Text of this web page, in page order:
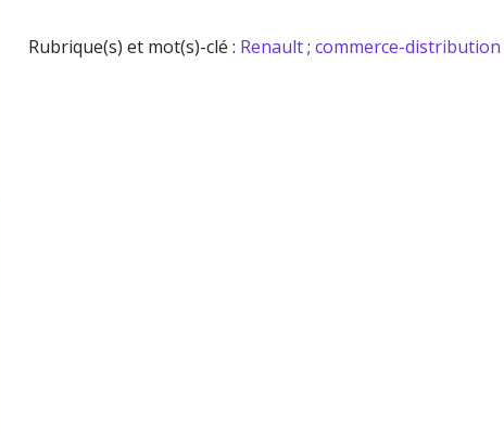
Rubrique(s) et mot(s)-clé : Renault;commerce-distribution